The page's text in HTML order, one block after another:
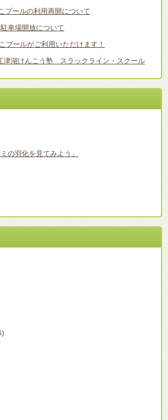
プールの利用再開について
車場開放について
プールがご利用いただけます！
津湖けんこう塾 スラックライン・スクール
の羽化を見てみよう」